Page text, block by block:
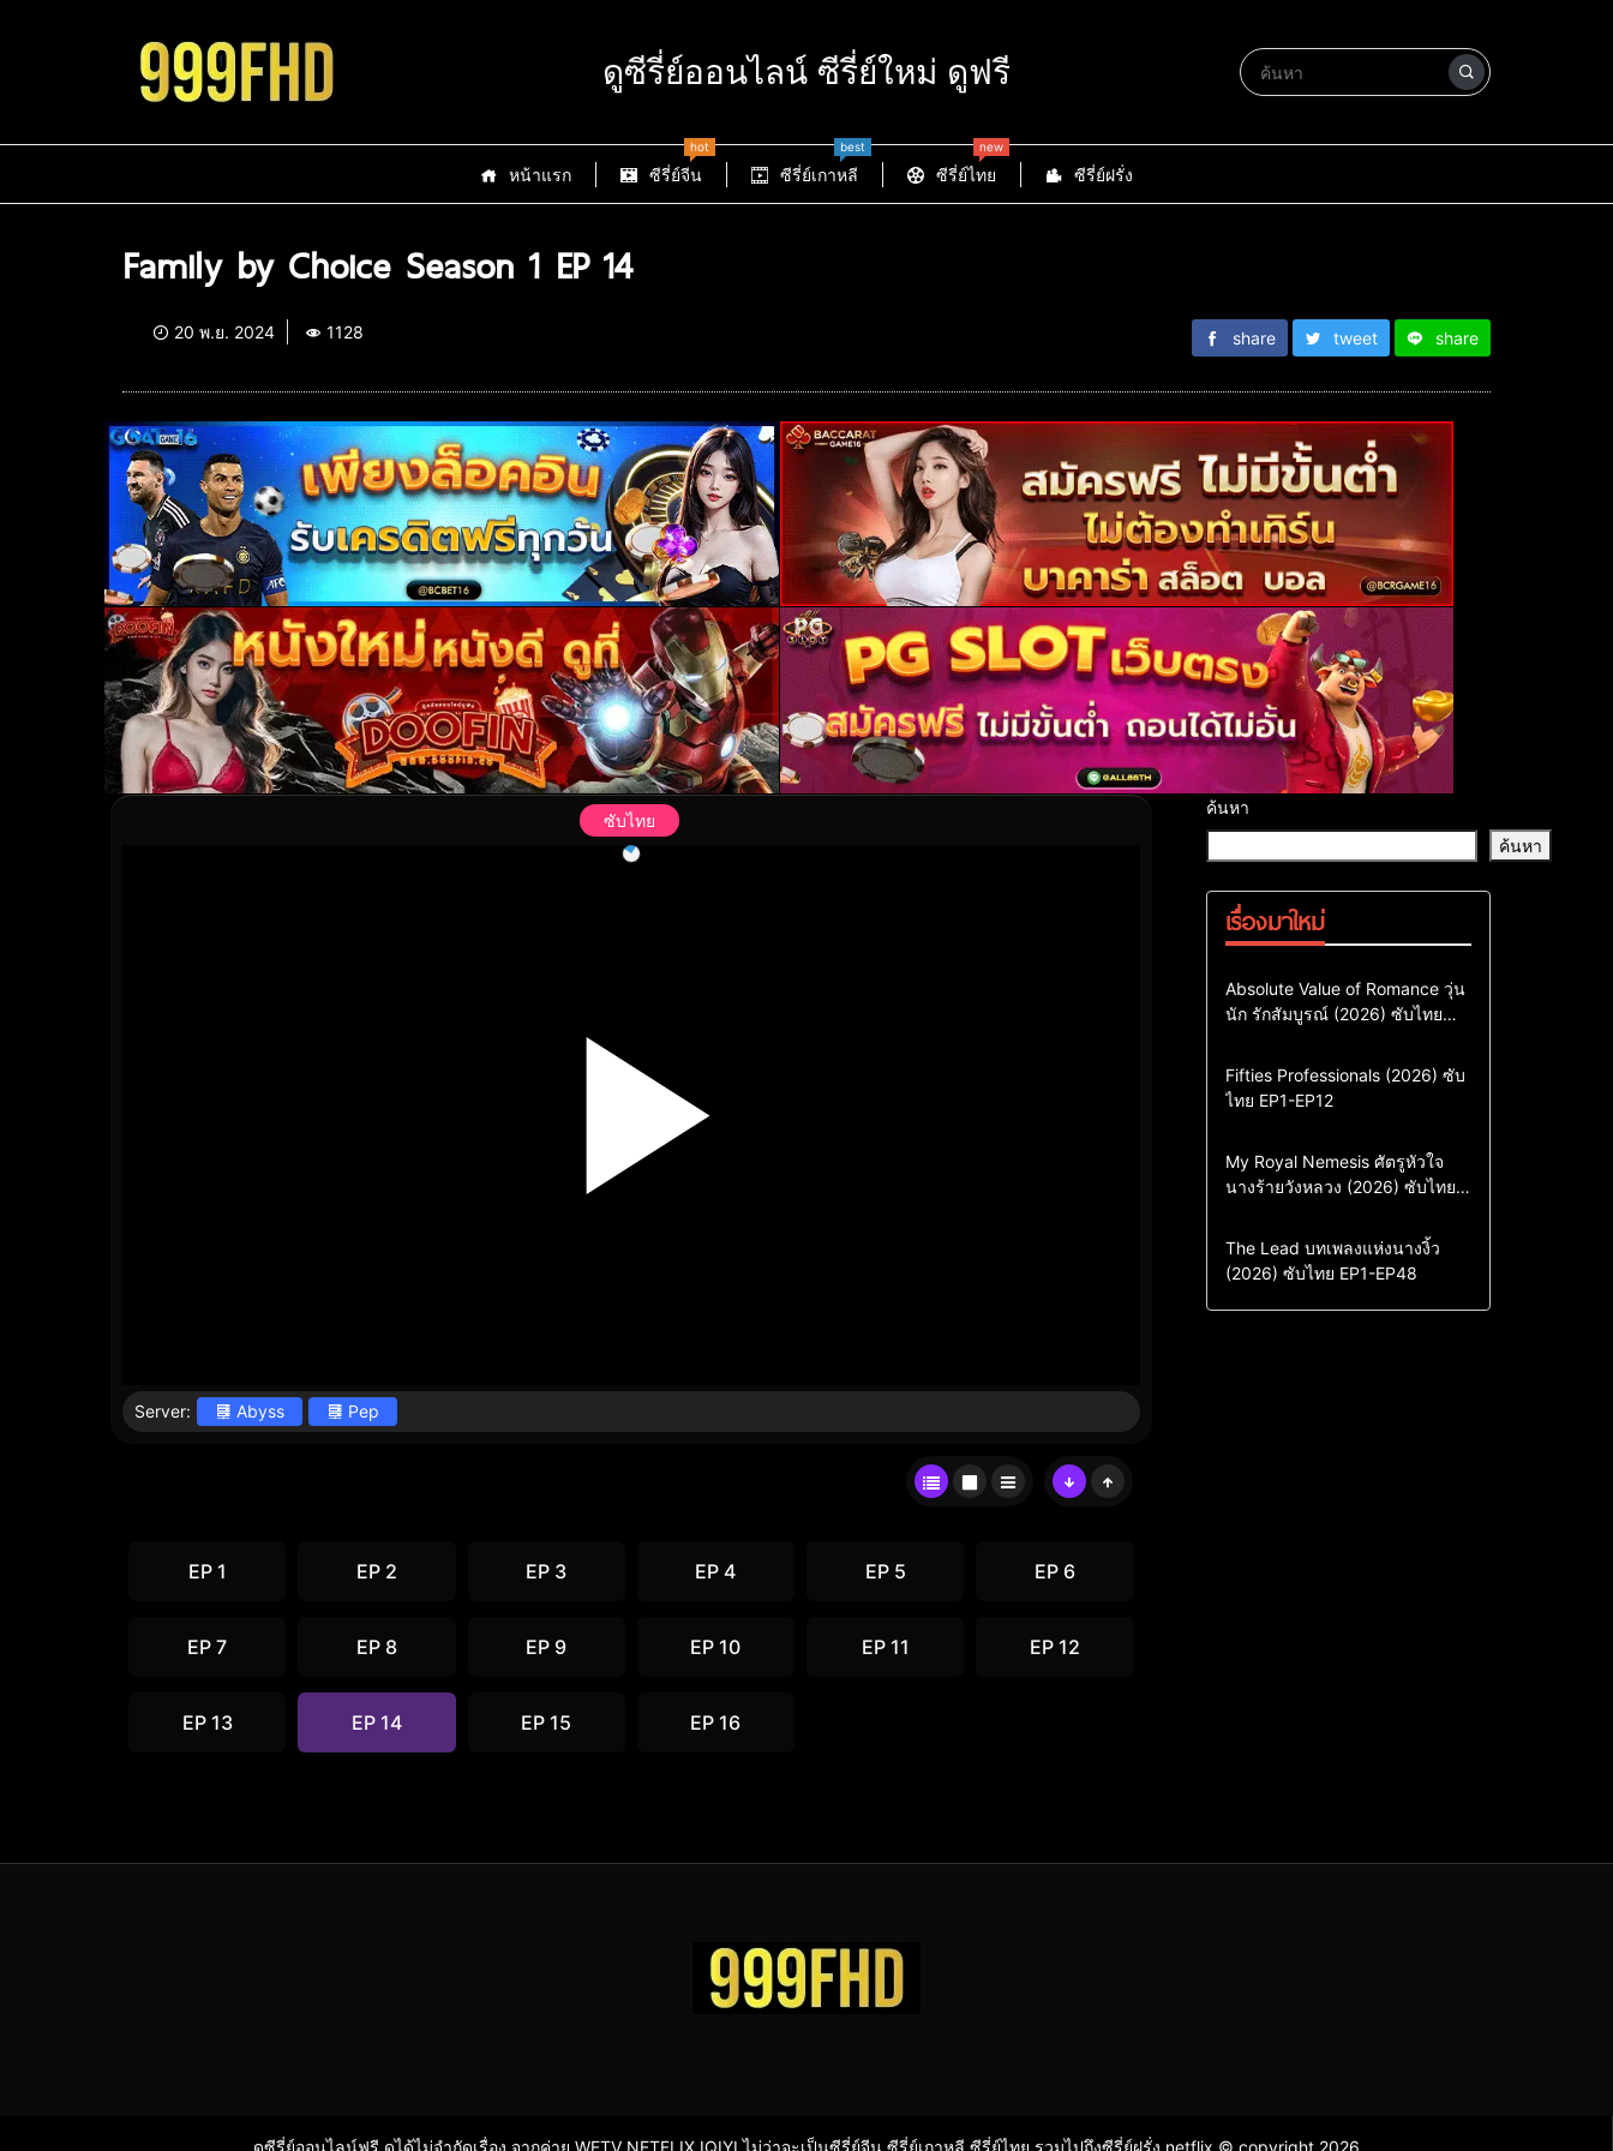
ดูซีรี่ย์ออนไลน์ ซีรี่ย์ใหม่ ดูฟรี
หน้าแรก ซีรี่ย์จีน
hot
ซีรี่ย์เกาหลี
best
ซีรี่ย์ไทย
new
ซีรี่ย์ฝรั่ง
Family by Choice Season 1 EP 14
20 พ.ย. 2024 1128 share tweet share
ซับไทย
Server: Abyss Pep
EP 1 EP 2 EP 3 EP 4 EP 5 EP 6
EP 7 EP 8 EP 9 EP 10 EP 11 EP 12
EP 13 EP 14 EP 15 EP 16
ค้นหา
ค้นหา
เรื่องมาใหม่
Comedy Drama
ซีรี่ย์เกาหลี
ซีรี่ย์เกาหลีซับไทย
Absolute Value of Romance วุ่น
นัก รักสัมบูรณ์ (2026) ซับไทย
Action & Adventure
Comedy
Drama
ซีรี่ย์เกาหลี
Fifties Professionals (2026) ซับ
ไทย EP1-EP12
Comedy
Drama
Sci-Fi & Fantasy
ซีรี่ย์เกาหลี
My Royal Nemesis ศัตรูหัวใจ
นางร้ายวังหลวง (2026) ซับไทย
Drama
ซีรี่ย์จีน
ซีรี่ย์จีนซับไทย
The Lead บทเพลงแห่งนางงิ้ว
(2026) ซับไทย EP1-EP48
ดูซีรี่ย์ออนไลน์ฟรี ดูได้ไม่จำกัดเรื่อง จากค่าย WETV NETFLIX IQIYI ไม่ว่าจะเป็นซีรี่ย์จีน ซีรี่ย์เกาหลี ซีรี่ย์ไทย รวมไปถึงซีรี่ย์ฝรั่ง netflix © copyright 2026